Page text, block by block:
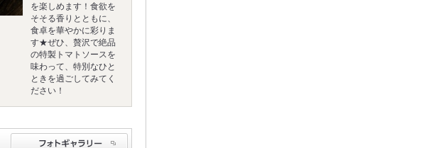
を楽しめます！食欲を
そそる香りとともに、
食卓を華やかに彩りま
す★ぜひ、贅沢で絶品
の特製トマトソースを
味わって、特別なひと
ときを過ごしてみてく
ださい！